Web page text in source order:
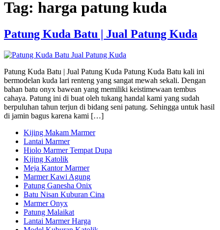
Tag: harga patung kuda
Patung Kuda Batu | Jual Patung Kuda
Patung Kuda Batu | Jual Patung Kuda Patung Kuda Batu kali ini
bermodelan kuda lari renteng yang sangat mewah sekali. Dengan
bahan batu onyx bawean yang memiliki keistimewaan tembus
cahaya. Patung ini di buat oleh tukang handal kami yang sudah
berpuluhan tahun terjun di bidang seni patung. Sehingga untuk hasil
di jamin bagus karena kami […]
Kijing Makam Marmer
Lantai Marmer
Hiolo Marmer Tempat Dupa
Kijing Katolik
Meja Kantor Marmer
Marmer Kawi Agung
Patung Ganesha Onix
Batu Nisan Kuburan Cina
Marmer Onyx
Patung Malaikat
Lantai Marmer Harga